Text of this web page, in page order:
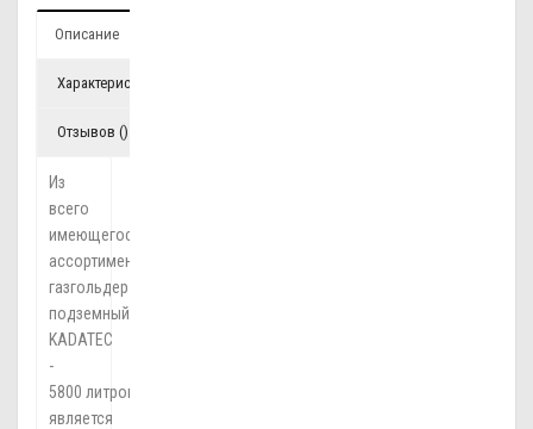
Описание
Характеристики
Отзывов ()
Из
всего
имеющегося
ассортимента,
газгольдер
подземный
KADATEC
-
5800 литров
является